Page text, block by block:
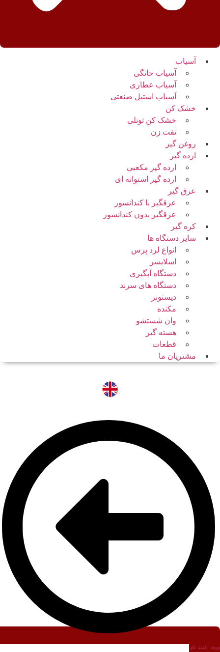
آسیاب
آسیاب خانگی
آسیاب عطاری
آسیاب استیل صنعتی
خشک کن
خشک کن تونلی
تفت زن
روغن گیر
ارده گیر
ارده گیر مکعبی
ارده گیر استوانه ای
عرق گیر
عرقگیر با کندانسور
عرقگیر بدون کندانسور
کره گیر
سایر دستگاه ها
انواع لرد پرس
اسلایسر
دستگاه آبگیری
دستگاه های سرند
دیستونر
مکنده
وان شستشو
هسته گیر
قطعات
مشتریان ما
ورود | ثبت نام